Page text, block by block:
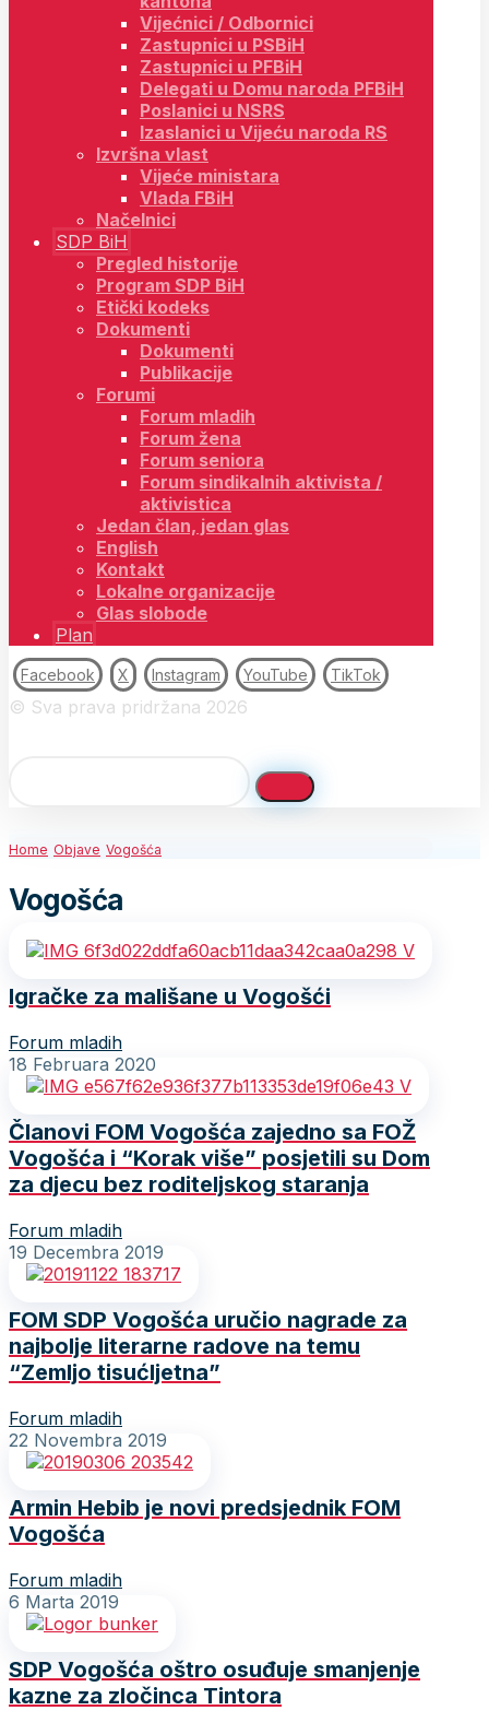
Vijećnici / Odbornici
Zastupnici u PSBiH
Zastupnici u PFBiH
Delegati u Domu naroda PFBiH
Poslanici u NSRS
Izaslanici u Vijeću naroda RS
Izvršna vlast
Vijeće ministara
Vlada FBiH
Načelnici
SDP BiH
Pregled historije
Program SDP BiH
Etički kodeks
Dokumenti
Dokumenti
Publikacije
Forumi
Forum mladih
Forum žena
Forum seniora
Forum sindikalnih aktivista /
aktivistica
Jedan član, jedan glas
English
Kontakt
Lokalne organizacije
Glas slobode
Plan
Facebook X Instagram YouTube TikTok
© Sva prava pridržana 2026
Home Objave Vogošća
Vogošća
Igračke za mališane u Vogošći
Forum mladih
18 Februara 2020
Članovi FOM Vogošća zajedno sa FOŽ
Vogošća i “Korak više” posjetili su Dom
za djecu bez roditeljskog staranja
Forum mladih
19 Decembra 2019
FOM SDP Vogošća uručio nagrade za
najbolje literarne radove na temu
“Zemljo tisućljetna”
Forum mladih
22 Novembra 2019
Armin Hebib je novi predsjednik FOM
Vogošća
Forum mladih
6 Marta 2019
SDP Vogošća oštro osuđuje smanjenje
kazne za zločinca Tintora